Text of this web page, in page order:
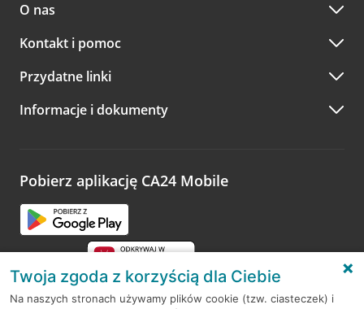
O nas
Kontakt i pomoc
Przydatne linki
Informacje i dokumenty
Pobierz aplikację CA24 Mobile
Twoja zgoda z korzyścią dla Ciebie
Na naszych stronach używamy plików cookie (tzw. ciasteczek) i